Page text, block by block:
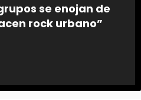
se enojan de
rock urbano”